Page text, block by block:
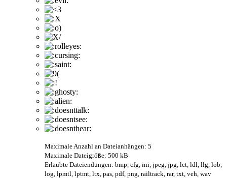
Maximale Anzahl an Dateianhängen: 5
Maximale Dateigröße: 500 kB
Erlaubte Dateiendungen: bmp, cfg, ini, jpeg, jpg, lct, ldl, llg, lob,
log, lpmtl, lptmt, ltx, pas, pdf, png, railtrack, rar, txt, veh, wav